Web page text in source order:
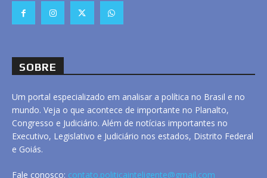
SOBRE
Um portal especializado em analisar a política no Brasil e no
mundo. Veja o que acontece de importante no Planalto,
Congresso e Judiciário. Além de notícias importantes no
Executivo, Legislativo e Judiciário nos estados, Distrito Federal
e Goiás.
Fale conosco: contato.politicainteligente@gmail.com